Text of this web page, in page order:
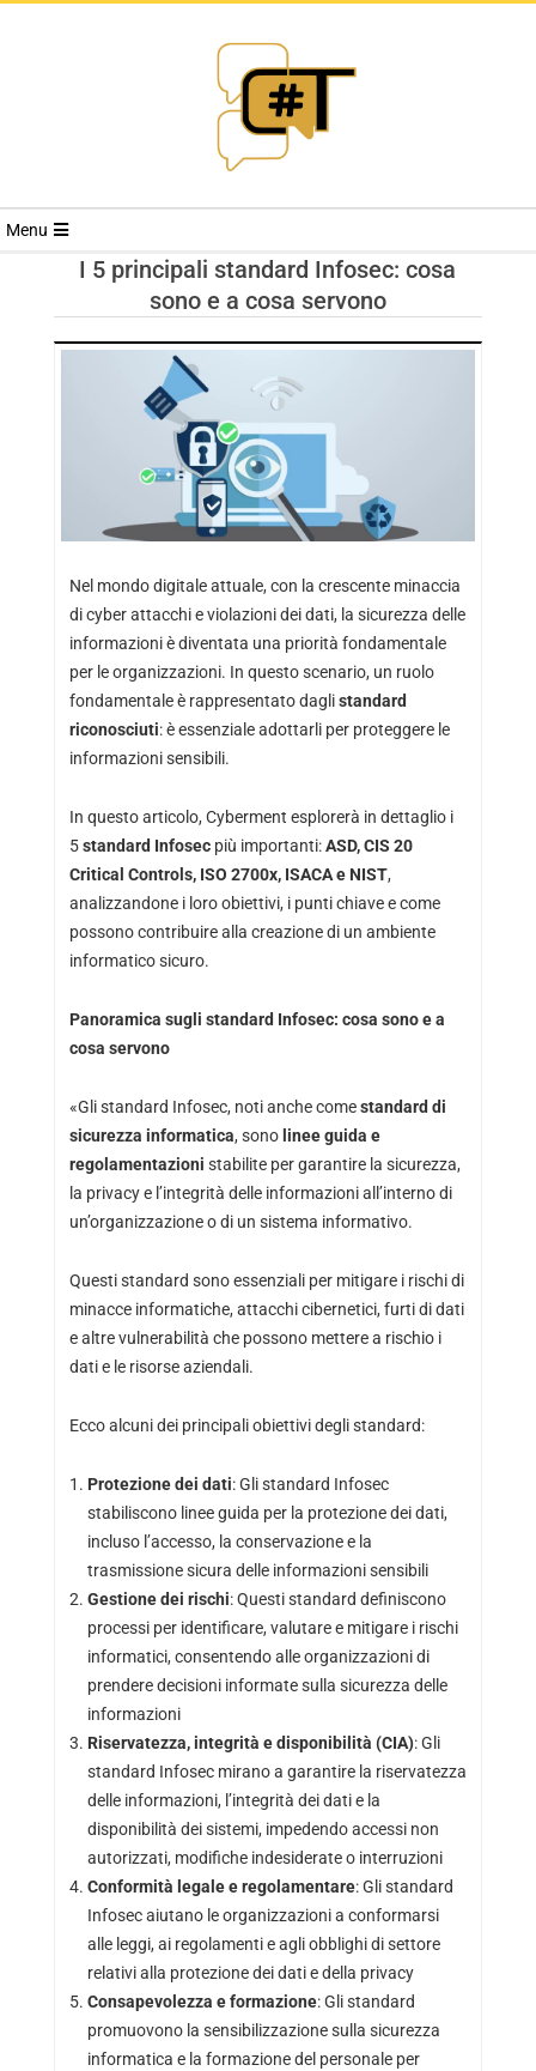
RIVISTA
TRENDS
Menu
I 5 principali standard Infosec: cosa
sono e a cosa servono
Nel mondo digitale attuale, con la crescente minaccia
di cyber attacchi e violazioni dei dati, la sicurezza delle
informazioni è diventata una priorità fondamentale
per le organizzazioni. In questo scenario, un ruolo
fondamentale è rappresentato daglistandard
riconosciuti: è essenziale adottarli per proteggere le
informazioni sensibili.
In questo articolo, Cyberment esplorerà in dettaglio i
5standard Infosecpiù importanti:ASD, CIS 20
Critical Controls, ISO 2700x, ISACA e NIST,
analizzandone i loro obiettivi, i punti chiave e come
possono contribuire alla creazione di un ambiente
informatico sicuro.
Panoramica sugli standard Infosec: cosa sono e a
cosa servono
«Gli standard Infosec, noti anche comestandard di
sicurezza informatica, sono linee guida e
regolamentazioni stabilite per garantire la sicurezza,
la privacy e l’integrità delle informazioni all’interno di
un’organizzazione o di un sistema informativo.
Questi standard sono essenziali per mitigare i rischi di
minacce informatiche, attacchi cibernetici, furti di dati
e altre vulnerabilità che possono mettere a rischio i
dati e le risorse aziendali.
Ecco alcuni dei principali obiettivi degli standard:
Protezione dei dati: Gli standard Infosec
stabiliscono linee guida per la protezione dei dati,
incluso l’accesso, la conservazione e la
trasmissione sicura delle informazioni sensibili
Gestione dei rischi: Questi standard definiscono
processi per identificare, valutare e mitigare i rischi
informatici, consentendo alle organizzazioni di
prendere decisioni informate sulla sicurezza delle
informazioni
Riservatezza, integrità e disponibilità (CIA): Gli
standard Infosec mirano a garantire la riservatezza
delle informazioni, l’integrità dei dati e la
disponibilità dei sistemi, impedendo accessi non
autorizzati, modifiche indesiderate o interruzioni
Conformità legale e regolamentare: Gli standard
Infosec aiutano le organizzazioni a conformarsi
alle leggi, ai regolamenti e agli obblighi di settore
relativi alla protezione dei dati e della privacy
Consapevolezza e formazione: Gli standard
promuovono la sensibilizzazione sulla sicurezza
informatica e la formazione del personale per